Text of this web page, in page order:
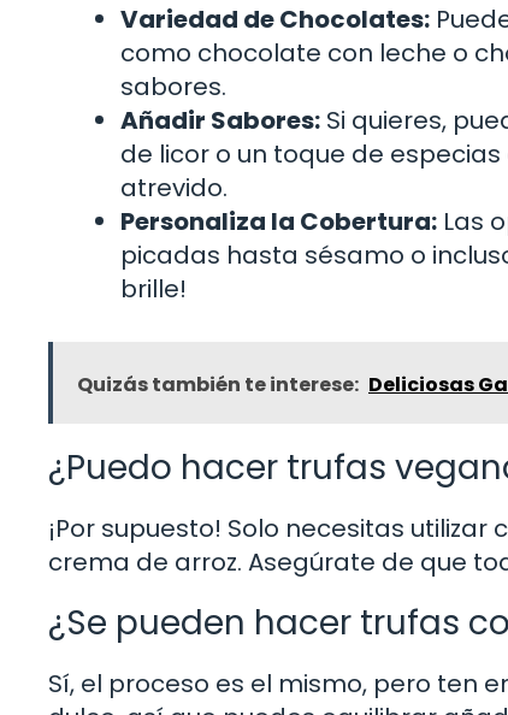
Variedad de Chocolates:
como chocolate con leche o
sabores.
Añadir Sabores: Si quieres,
de licor o un toque de
atrevido.
Personaliza la Cobertura: Las
picadas hasta sésamo o
brille!
Quizás también te interese: Deliciosas
¿Puedo hacer trufas
¡Por supuesto! Solo necesitas
crema de arroz. Asegúrate de que
¿Se pueden hacer trufas
Sí, el proceso es el mismo, pero ten